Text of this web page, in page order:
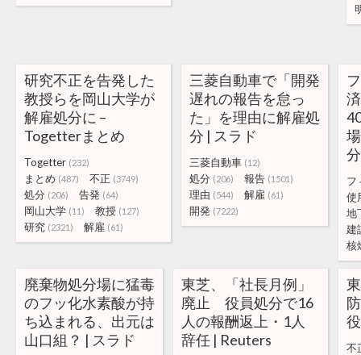
研究不正を告発した
教授らを岡山大学が
解雇処分に –
Togetterまとめ
Togetter (232)
まとめ (487) 不正 (3749)
処分 (206) 告発 (64)
岡山大学 (11) 教授 (127)
研究 (2321) 解雇 (61)
三菱自動車で「開発
遅れの報告を怠っ
た」を理由に解雇処
分 | スラド
三菱自動車 (12)
処分 (206) 報告 (1501)
理由 (544) 解雇 (61)
開発 (7222)
フ
使
地
建
核
廃棄物処分場に猛毒
のフッ化水素酸が持
ち込まれる、出元は
山口組？ | スラド
東芝、「社長月例」
廃止 役員処分で16
人の報酬返上・1人
辞任 | Reuters
不